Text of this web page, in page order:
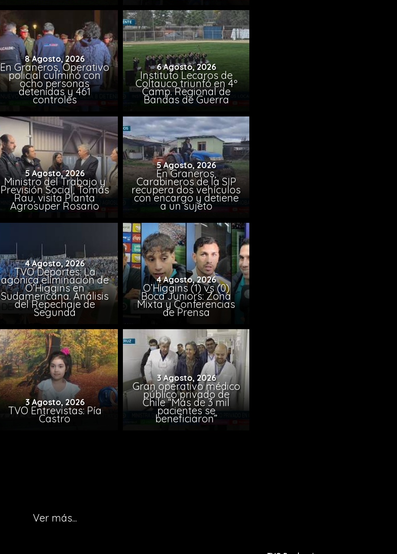
8 Agosto, 2026
En Graneros, Operativo
policial culminó con
ocho personas
detenidas y 461
controles
6 Agosto, 2026
Instituto Lecaros de
Coltauco triunfó en 4º
Camp. Regional de
Bandas de Guerra
5 Agosto, 2026
Ministro del Trabajo y
Previsión Social, Tomás
Rau, visita Planta
Agrosuper Rosario
5 Agosto, 2026
En Graneros,
Carabineros de la SIP
recupera dos vehículos
con encargo y detiene
a un sujeto
4 Agosto, 2026
TVO Deportes: La
agónica eliminación de
O’Higgins en
Sudamericana. Análisis
del Repechaje de
Segunda
4 Agosto, 2026
O’Higgins (1) vs (0)
Boca Juniors: Zona
Mixta y Conferencias
de Prensa
3 Agosto, 2026
TVO Entrevistas: Pía
Castro
3 Agosto, 2026
Gran operativo médico
público privado de
Chile “Más de 3 mil
pacientes se
beneficiaron”
Ver más...